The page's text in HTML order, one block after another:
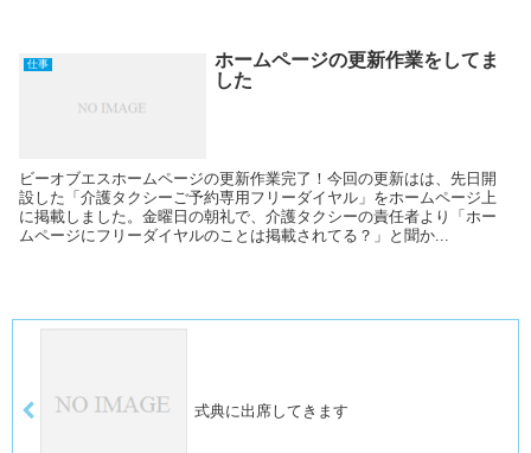
仕事
ホームページの更新作業をしてま
した
ビーオブエスホームページの更新作業完了！今回の更新はは、先日開
設した「介護タクシーご予約専用フリーダイヤル」をホームページ上
に掲載しました。金曜日の朝礼で、介護タクシーの責任者より「ホー
ムページにフリーダイヤルのことは掲載されてる？」と聞か...
式典に出席してきます